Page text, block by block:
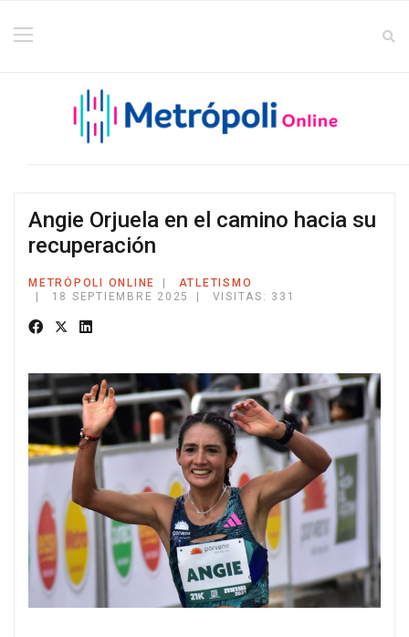
Angie Orjuela en el camino hacia su
recuperación
METRÓPOLI ONLINE
ATLETISMO
18 SEPTIEMBRE 2025
VISITAS: 331